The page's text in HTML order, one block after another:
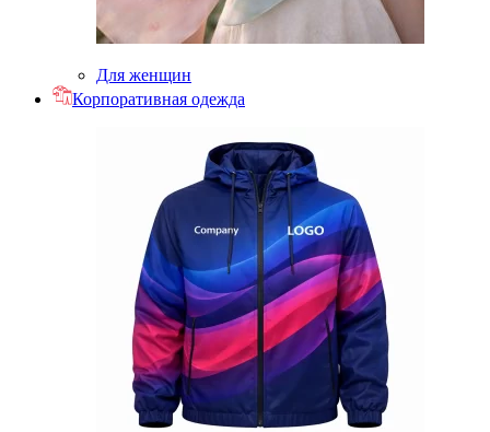
Для женщин
Корпоративная одежда